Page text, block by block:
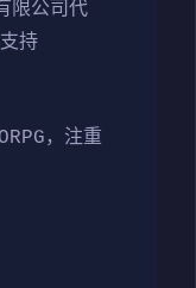
限公司代
持
，注重